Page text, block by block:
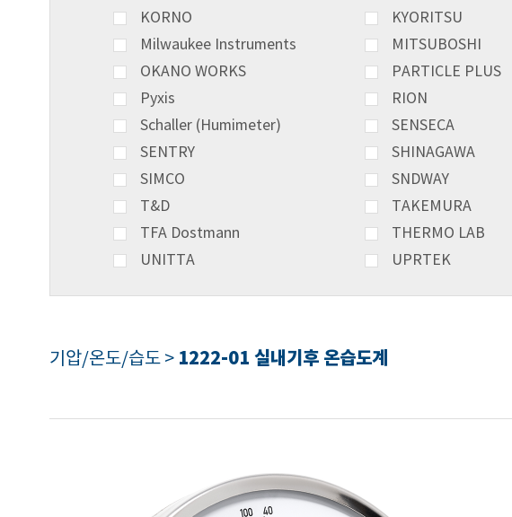
KORNO
KYORITSU
Milwaukee Instruments
MITSUBOSHI
OKANO WORKS
PARTICLE PLUS
Pyxis
RION
Schaller (Humimeter)
SENSECA
SENTRY
SHINAGAWA
SIMCO
SNDWAY
T&D
TAKEMURA
TFA Dostmann
THERMO LAB
UNITTA
UPRTEK
기압/온도/습도 > 1222-01 실내기후 온습도계